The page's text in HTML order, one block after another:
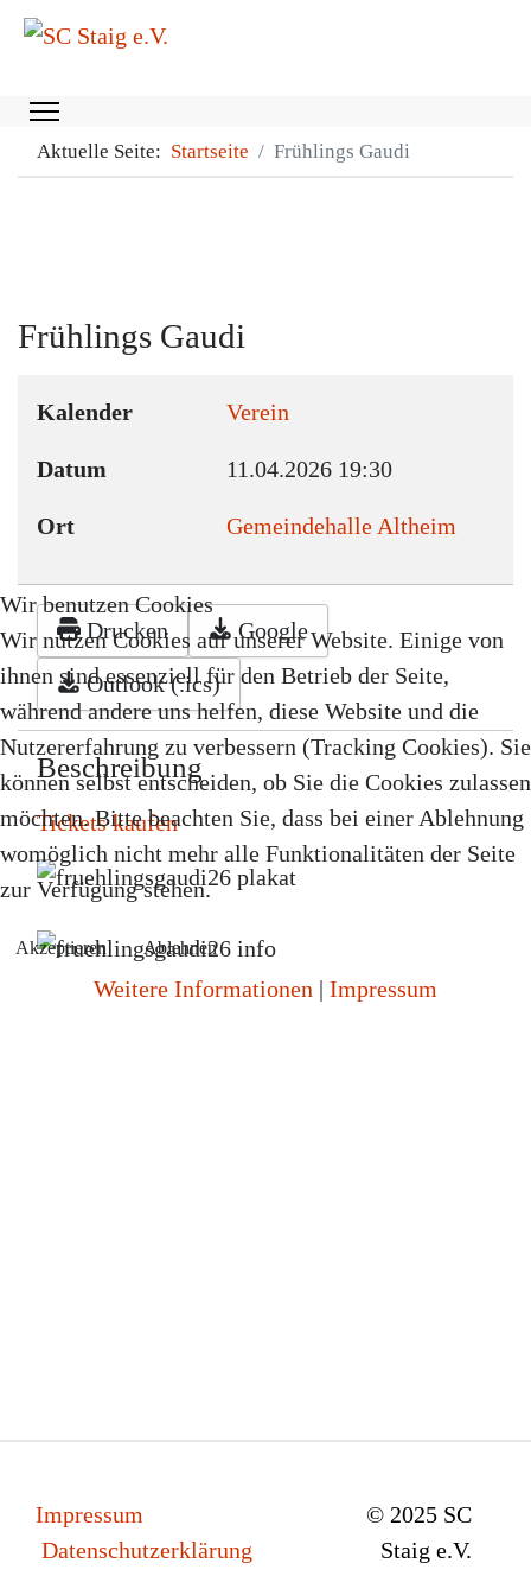
Aktuelle Seite: Startseite Frühlings Gaudi
Frühlings Gaudi
Kalender Verein
Datum 11.04.2026 19:30
Ort Gemeindehalle Altheim
Drucken Google
Outlook (.ics)
Beschreibung
Tickets kaufen
Impressum
Datenschutzerklärung
© 2025 SC
Staig e.V.
Wir benutzen Cookies
Wir nutzen Cookies auf unserer Website. Einige von
ihnen sind essenziell für den Betrieb der Seite,
während andere uns helfen, diese Website und die
Nutzererfahrung zu verbessern (Tracking Cookies). Sie
können selbst entscheiden, ob Sie die Cookies zulassen
möchten. Bitte beachten Sie, dass bei einer Ablehnung
womöglich nicht mehr alle Funktionalitäten der Seite
zur Verfügung stehen.
Akzeptieren Ablehnen
Weitere Informationen | Impressum